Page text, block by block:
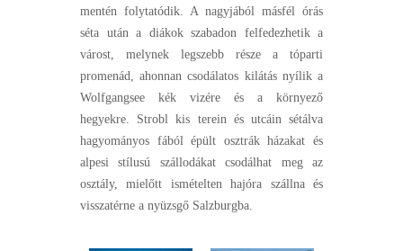
mentén folytatódik. A nagyjából másfél órás
séta után a diákok szabadon felfedezhetik a
várost, melynek legszebb része a tóparti
promenád, ahonnan csodálatos kilátás nyílik a
Wolfgangsee kék vizére és a környező
hegyekre. Strobl kis terein és utcáin sétálva
hagyományos fából épült osztrák házakat és
alpesi stílusú szállodákat csodálhat meg az
osztály, mielőtt ismételten hajóra szállna és
visszatérne a nyüzsgő Salzburgba.